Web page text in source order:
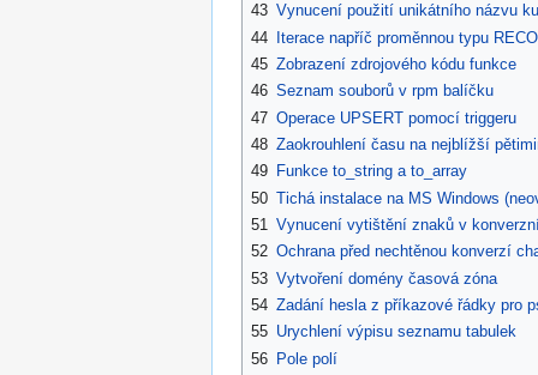
43 Vynucení použití unikátního názvu
44 Iterace napříč proměnnou typu
45 Zobrazení zdrojového kódu funkce
46 Seznam souborů v rpm balíčku
47 Operace UPSERT pomocí triggeru
48 Zaokrouhlení času na nejblížší
49 Funkce to_string a to_array
50 Tichá instalace na MS Windows
51 Vynucení vytištění znaků v
52 Ochrana před nechtěnou konverzí
53 Vytvoření domény časová zóna
54 Zadání hesla z příkazové řádky pro
55 Urychlení výpisu seznamu tabulek
56 Pole polí